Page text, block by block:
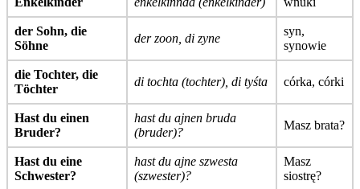
der Sohn, die
Söhne
der zoon, di zyne
syn,
synowie
die Tochter, die
Töchter
di tochta (tochter), di tyśta córka, córki
Hast du einen
Bruder?
hast du ajnen bruda
(bruder)?
Masz brata?
Hast du eine
Schwester?
hast du ajne szwesta
(szwester)?
Masz
siostrę?